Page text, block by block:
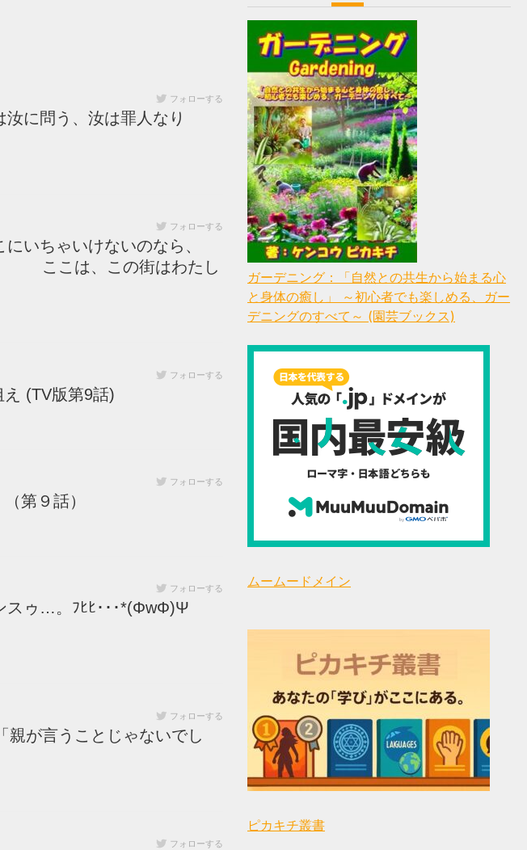
フォローする
に問う、汝は罪人なり
フォローする
いちゃいけないのなら、
こは、この街はわたし
フォローする
(TV版第9話)
フォローする
第９話）
フォローする
スゥ…。ﾌﾋﾋ･･･*(ΦwΦ)Ψ
フォローする
親が言うことじゃないでし
フォローする
ガーデニング：「自然との共生から始まる心
と身体の癒し」 ～初心者でも楽しめる、ガー
デニングのすべて～ (園芸ブックス)
ムームードメイン
ピカキチ叢書